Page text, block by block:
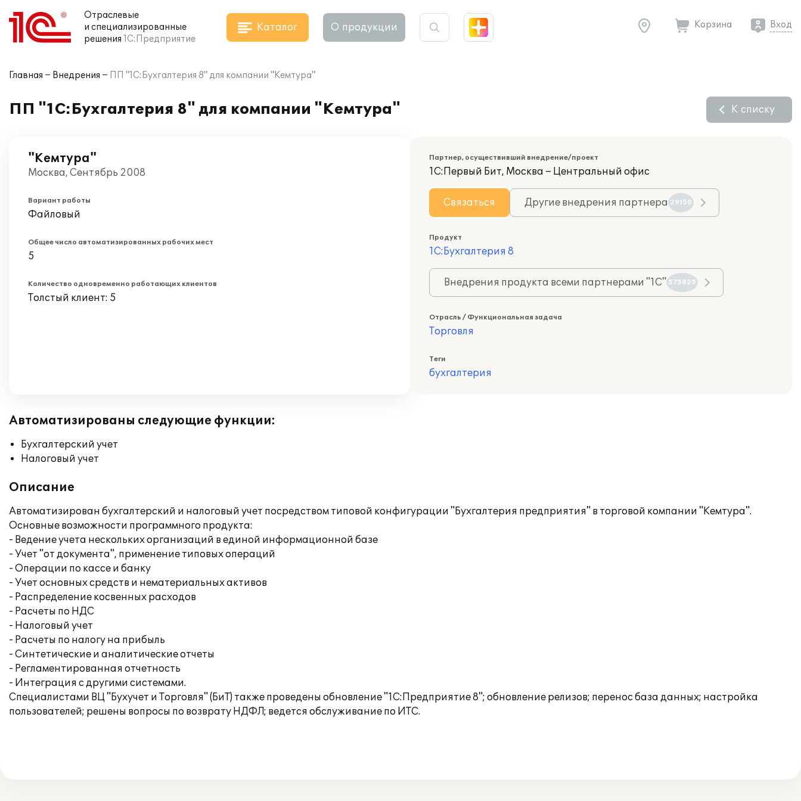
Отраслевые
и специализированные
решения 1С:Предприятие
Каталог О продукции Корзина Вход
Главная Внедрения ПП "1С:Бухгалтерия 8" для компании "Кемтура"
ПП "1С:Бухгалтерия 8" для компании "Кемтура" К списку
"Кемтура"
Москва, Сентябрь 2008
Вариант работы
Файловый
Общее число автоматизированных рабочих мест
5
Количество одновременно работающих клиентов
Толстый клиент: 5
Партнер, осуществивший внедрение/проект
1С:Первый Бит, Москва – Центральный офис
Связаться Другие внедрения партнера 29150
Продукт
1С:Бухгалтерия 8
Внедрения продукта всеми партнерами "1С" 575825
Отрасль / Функциональная задача
Торговля
Теги
бухгалтерия
Автоматизированы следующие функции:
Бухгалтерский учет
Налоговый учет
Описание
Автоматизирован бухгалтерский и налоговый учет посредством типовой конфигурации "Бухгалтерия предприятия" в торговой компании "Кемтура".
Основные возможности программного продукта:
- Ведение учета нескольких организаций в единой информационной базе
- Учет "от документа", применение типовых операций
- Операции по кассе и банку
- Учет основных средств и нематериальных активов
- Распределение косвенных расходов
- Расчеты по НДС
- Налоговый учет
- Расчеты по налогу на прибыль
- Синтетические и аналитические отчеты
- Регламентированная отчетность
- Интеграция с другими системами.
Специалистами ВЦ "Бухучет и Торговля" (БиТ) также проведены обновление "1С:Предприятие 8"; обновление релизов; перенос база данных; настройка
пользователей; решены вопросы по возврату НДФЛ; ведется обслуживание по ИТС.